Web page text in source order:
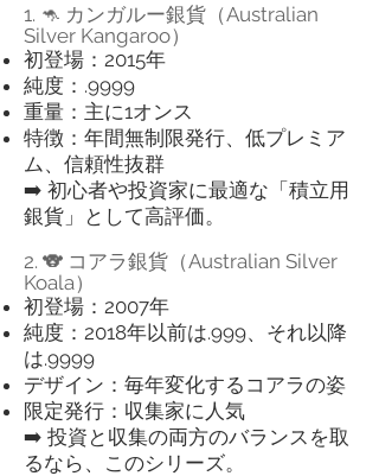
1. 🦘 カンガルー銀貨（Australian
Silver Kangaroo）
初登場：2015年
純度：.9999
重量：主に1オンス
特徴：年間無制限発行、低プレミア
ム、信頼性抜群
➡️ 初心者や投資家に最適な「積立用
銀貨」として高評価。
2. 🐨 コアラ銀貨（Australian Silver
Koala）
初登場：2007年
純度：2018年以前は.999、それ以降
は.9999
デザイン：毎年変化するコアラの姿
限定発行：収集家に人気
➡️ 投資と収集の両方のバランスを取
るなら、このシリーズ。